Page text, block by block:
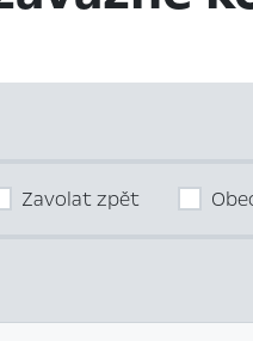
Zavolat zpět